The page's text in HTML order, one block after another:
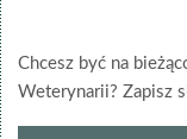
Chcesz być na
Weterynarii? Zapisz